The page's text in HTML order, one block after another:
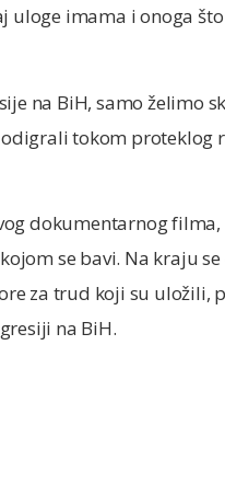
uloge imama i onoga
na BiH, samo želimo
tokom proteklog
dokumentarnog
se bavi. Na kraju
za trud koji su uložili,
na BiH.